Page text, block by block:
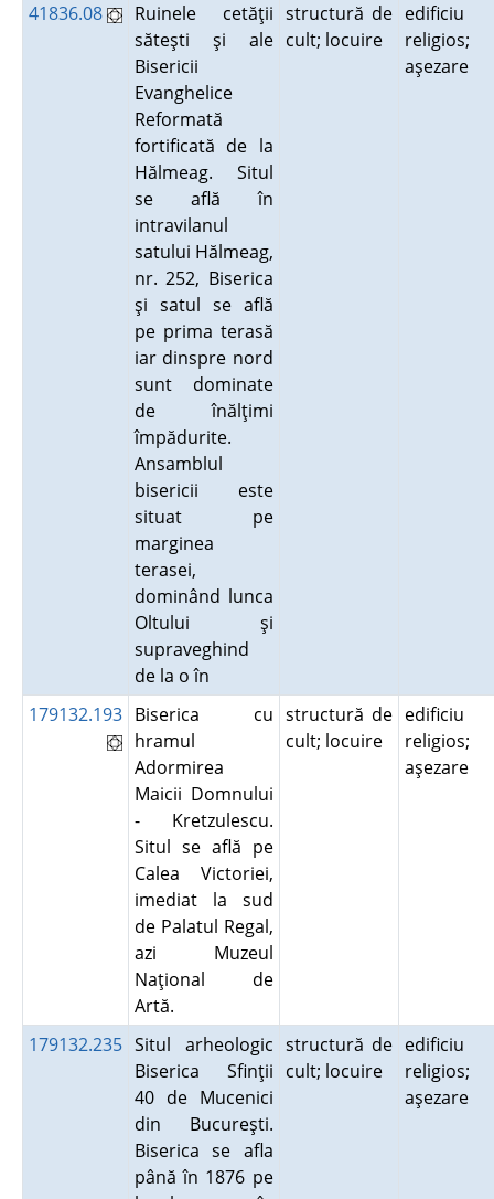
41836.08
Ruinele cetăţii
săteşti şi ale
Bisericii
Evanghelice
Reformată
fortificată de la
Hălmeag. Situl
se află în
intravilanul
satului Hălmeag,
nr. 252, Biserica
şi satul se află
pe prima terasă
iar dinspre nord
sunt dominate
de înălţimi
împădurite.
Ansamblul
bisericii este
situat pe
marginea
terasei,
dominând lunca
Oltului şi
supraveghind
de la o în
structură de
cult; locuire
edificiu
religios;
aşezare
179132.193 Biserica cu
hramul
Adormirea
Maicii Domnului
- Kretzulescu.
Situl se află pe
Calea Victoriei,
imediat la sud
de Palatul Regal,
azi Muzeul
Naţional de
Artă.
structură de
cult; locuire
edificiu
religios;
aşezare
179132.235 Situl arheologic
Biserica Sfinţii
40 de Mucenici
din Bucureşti.
Biserica se afla
până în 1876 pe
structură de
cult; locuire
edificiu
religios;
aşezare